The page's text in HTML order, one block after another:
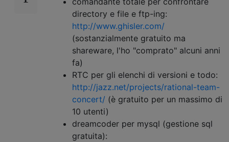
directory e file e ftp-ing:
http://www.ghisler.com/
(sostanzialmente gratuito ma
shareware, l'ho "comprato" alcuni anni
fa)
RTC per gli elenchi di versioni e todo:
http://jazz.net/projects/rational-team-
concert/ (è gratuito per un massimo di
10 utenti)
dreamcoder per mysql (gestione sql
gratuita):